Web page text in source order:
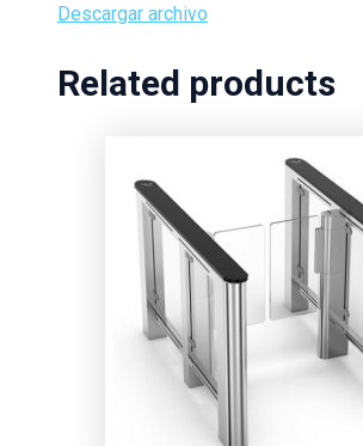
Descargar archivo
Related products